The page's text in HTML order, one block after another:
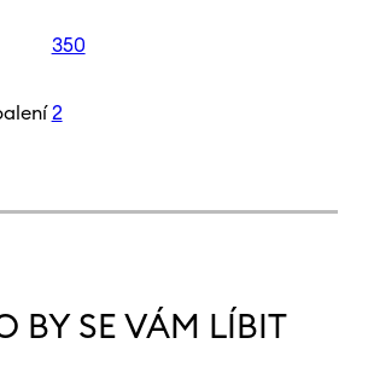
350
2
BY SE VÁM LÍBIT